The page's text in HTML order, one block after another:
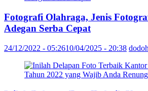
Fotografi Olahraga, Jenis
Adegan Serba Cepat
24/12/2022 - 05:2610/04/2025 - 20:38